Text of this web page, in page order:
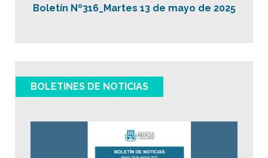
Boletín Nº316_Martes 13 de mayo de 2025
BOLETINES DE NOTICIAS